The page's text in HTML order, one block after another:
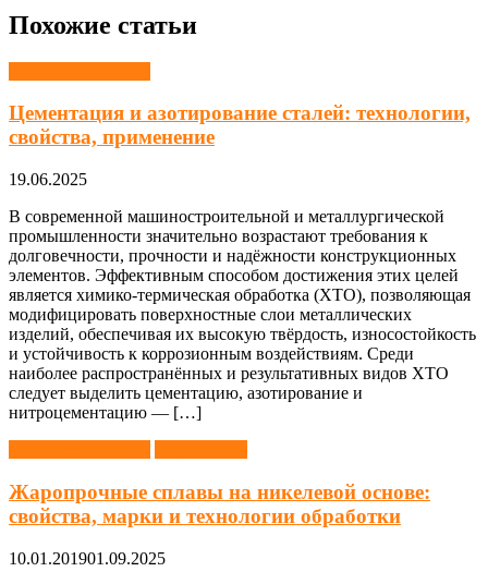
Похожие статьи
Цементация и азотирование сталей: технологии,
свойства, применение
19.06.2025
В современной машиностроительной и металлургической
промышленности значительно возрастают требования к
долговечности, прочности и надёжности конструкционных
элементов. Эффективным способом достижения этих целей
является химико-термическая обработка (ХТО), позволяющая
модифицировать поверхностные слои металлических
изделий, обеспечивая их высокую твёрдость, износостойкость
и устойчивость к коррозионным воздействиям. Среди
наиболее распространённых и результативных видов ХТО
следует выделить цементацию, азотирование и
нитроцементацию — […]
Жаропрочные сплавы на никелевой основе:
свойства, марки и технологии обработки
10.01.201901.09.2025